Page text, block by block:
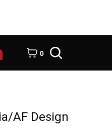
0
AF Design